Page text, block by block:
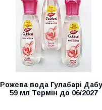
Рожева вода Гулабарі
59 мл Термін до 06/2027